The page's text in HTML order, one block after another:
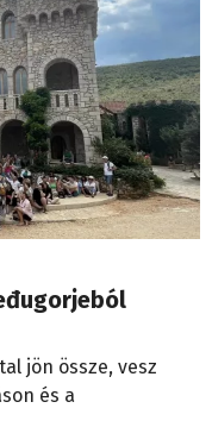
jön össze, vesz
és a